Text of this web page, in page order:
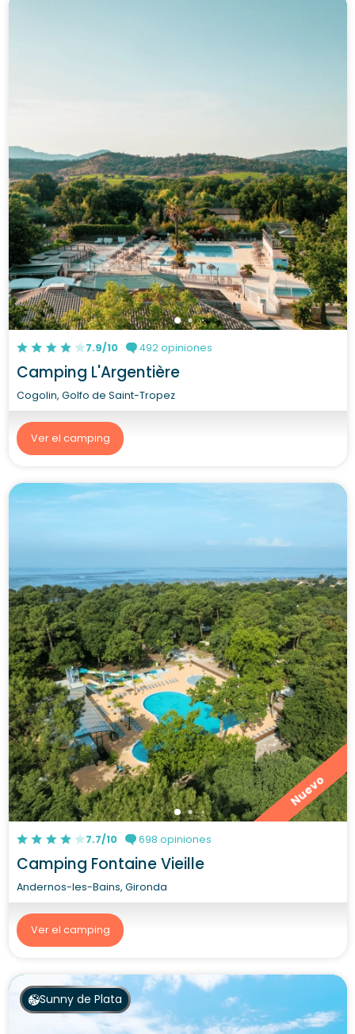
7.9/10 492 opiniones
Camping L'Argentière
Cogolin, Golfo de Saint-Tropez
Ver el camping
Nuevo
7.7/10 698 opiniones
Camping Fontaine Vieille
Andernos-les-Bains, Gironda
Ver el camping
Sunny de Plata